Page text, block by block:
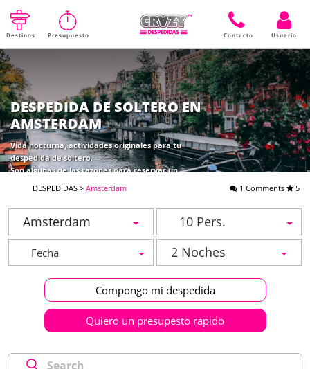
Destinos Presupuesto Contacto Usuario
DESPEDIDA DE SOLTERO EN
AMSTERDAM
Vida nocturna, actividades originales para tu
despedida de soltero.
Son algunas de las razones para reservar un
DESPEDIDAS > Amsterdam 1 Comments 5
Amsterdam
10 Pers.
2 Noches
Compongo mi despedida
Quiero un presupesto rapido